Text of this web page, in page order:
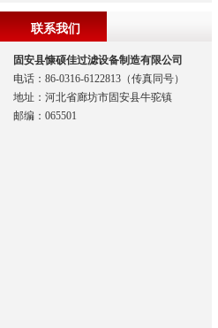
联系我们
固安县慷硕佳过滤设备制造有限公司
电话：86-0316-6122813（传真同号）
地址：河北省廊坊市固安县牛驼镇
邮编：065501